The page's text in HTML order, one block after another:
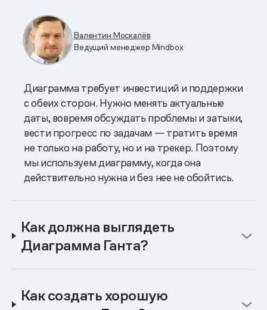
Валентин Москалёв
Ведущий менеджер Mindbox
Диаграмма требует инвестиций и поддержки
с обеих сторон. Нужно менять актуальные
даты, вовремя обсуждать проблемы и затыки,
вести прогресс по задачам — тратить время
не только на работу, но и на трекер. Поэтому
мы используем диаграмму, когда она
действительно нужна и без нее не обойтись.
Как должна выглядеть
Диаграмма Ганта?
Как создать хорошую